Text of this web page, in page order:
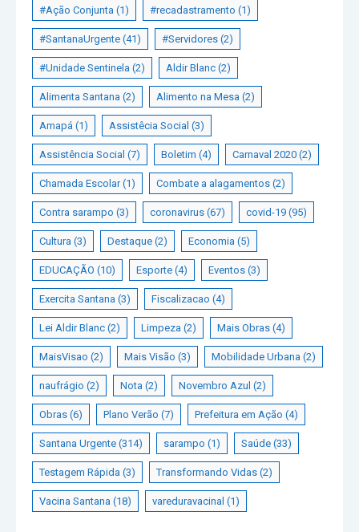
#Ação Conjunta (1) #recadastramento (1)
#SantanaUrgente (41) #Servidores (2)
#Unidade Sentinela (2) Aldir Blanc (2)
Alimenta Santana (2) Alimento na Mesa (2)
Amapá (1) Assistêcia Social (3)
Assistência Social (7) Boletim (4) Carnaval 2020 (2)
Chamada Escolar(1) Combate a alagamentos (2)
Contra sarampo (3) coronavirus (67) covid-19 (95)
Cultura (3) Destaque (2) Economia (5)
EDUCAÇÃO (10) Esporte (4) Eventos (3)
Exercita Santana (3) Fiscalizacao (4)
Lei Aldir Blanc (2) Limpeza (2) Mais Obras (4)
MaisVisao (2) Mais Visão (3) Mobilidade Urbana (2)
naufrágio (2) Nota (2) Novembro Azul (2)
Obras (6) Plano Verão (7) Prefeitura em Ação (4)
Santana Urgente (314) sarampo (1) Saúde (33)
Testagem Rápida (3) Transformando Vidas (2)
Vacina Santana (18) vareduravacinal (1)